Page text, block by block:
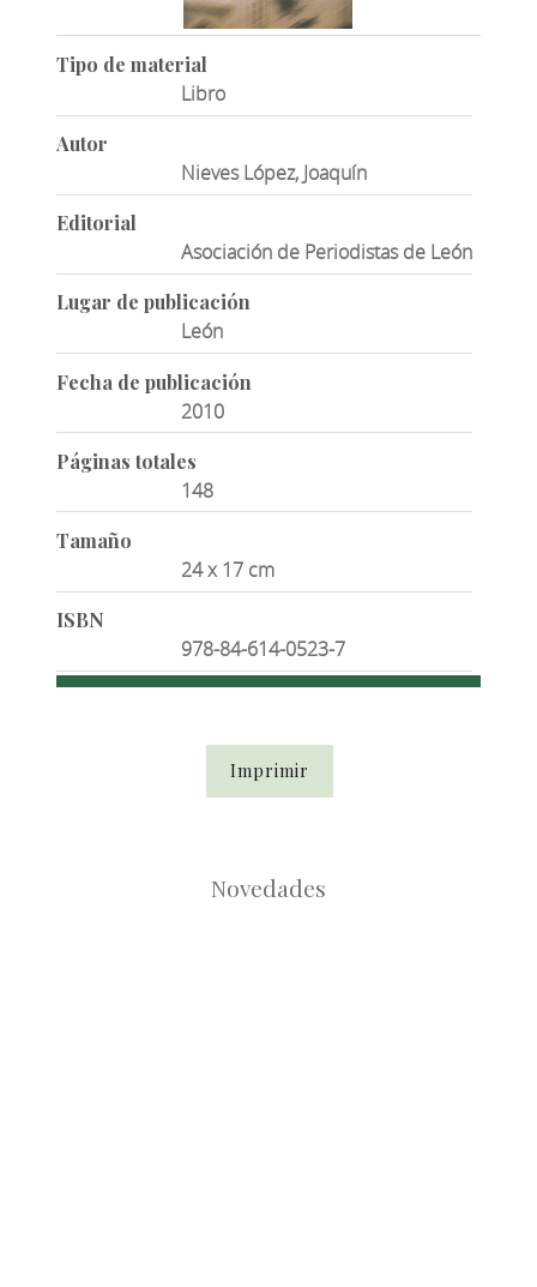
Tipo de material
Libro
Autor
Nieves López, Joaquín
Editorial
Asociación de Periodistas de León
Lugar de publicación
León
Fecha de publicación
2010
Páginas totales
148
Tamaño
24 x 17 cm
ISBN
978-84-614-0523-7
Imprimir
Novedades